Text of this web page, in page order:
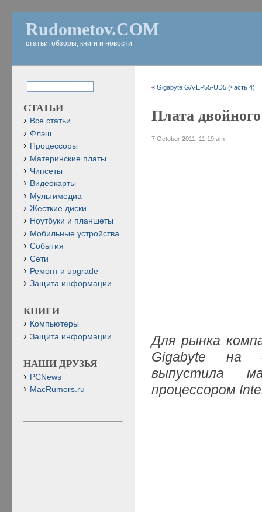
Rudometov.COM
статьи, обзоры, книги и новости
«Gigabyte GA-EP55-UD5 (часть 4)
Плата
7 October 2011, 11:19 am
Для рынка
Gigabyte на
выпустила
процессором
СТАТЬИ
Все статьи
Флэш
Процессоры
Материнские платы
Чипсеты
Видеокарты
Мультимедиа
Жесткие диски
Ноутбуки и планшеты
Мобильные устройства
События
Сети
Ремонт и upgrade
Защита информации
КНИГИ
Компьютеры
Защита информации
НАШИ ДРУЗЬЯ
PCNews
MacRumors.ru